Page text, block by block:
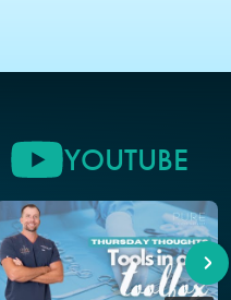
YOUTUBE